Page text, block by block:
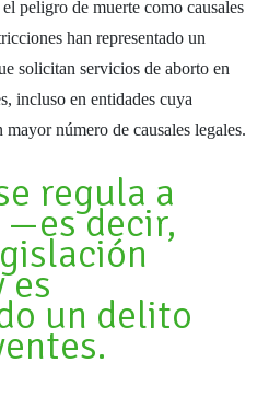
peligro de muerte como causales
han representado un
solicitan servicios de aborto en
incluso en entidades cuya
número de causales legales.
regula a
decir,
un delito